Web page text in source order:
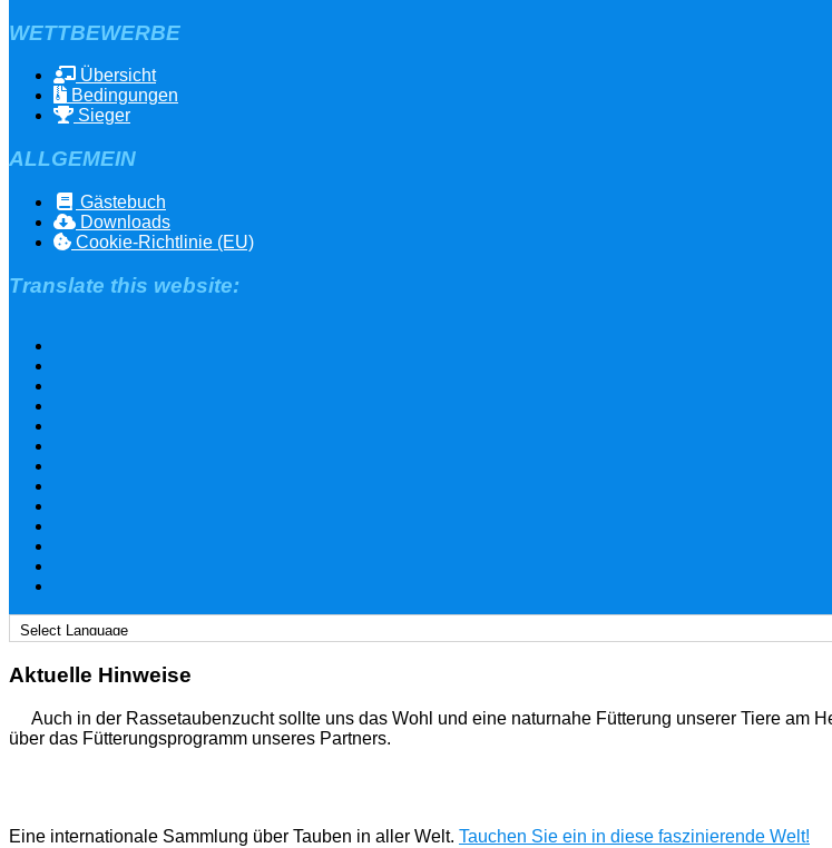
WETTBEWERBE
Übersicht
Bedingungen
Sieger
ALLGEMEIN
Gästebuch
Downloads
Cookie-Richtlinie (EU)
Translate this website:
Aktuelle Hinweise
Auch in der Rassetaubenzucht sollte uns das Wohl und eine naturnahe Fütterung unserer Tiere am
über das Fütterungsprogramm unseres Partners.
Eine internationale Sammlung über Tauben in aller Welt. Tauchen Sie ein in diese faszinierende Welt!